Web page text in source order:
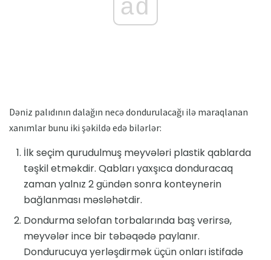
ad
Dəniz palıdının dalağın necə dondurulacağı ilə maraqlanan
xanımlar bunu iki şəkildə edə bilərlər:
İlk seçim qurudulmuş meyvələri plastik qablarda
təşkil etməkdir. Qabları yaxşıca donduracaq
zaman yalnız 2 gündən sonra konteynerin
bağlanması məsləhətdir.
Dondurma selofan torbalarında baş verirsə,
meyvələr ince bir təbəqədə paylanır.
Dondurucuya yerləşdirmək üçün onları istifadə